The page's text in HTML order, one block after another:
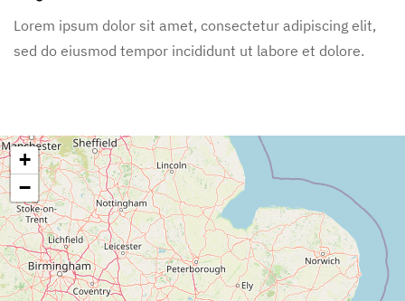
Lorem ipsum dolor sit amet, consectetur adipiscing elit,
sed do eiusmod tempor incididunt ut labore et dolore.
+
−